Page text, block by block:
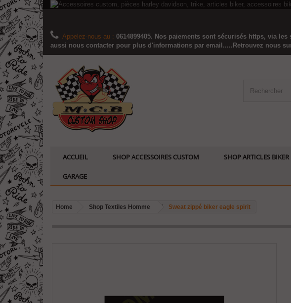
Appelez-nous au : 0614899405. Nos paiements sont sécurisés https, via
aussi nous contacter pour plus d'informations par email.....Retrouvez nous
ACCUEIL SHOP ACCESSOIRES CUSTOM SHOP ARTICLES BIKER
GARAGE
Home Shop Textiles Homme Sweat zippé biker eagle spirit